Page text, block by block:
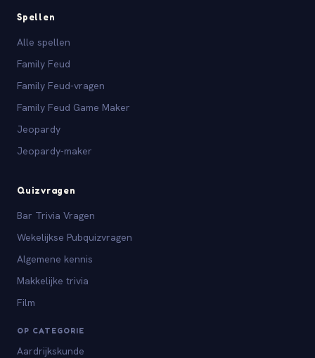
Spellen
Alle spellen
Family Feud
Family Feud-vragen
Family Feud Game Maker
Jeopardy
Jeopardy-maker
Quizvragen
Bar Trivia Vragen
Wekelijkse Pubquizvragen
Algemene kennis
Makkelijke trivia
Film
OP CATEGORIE
Aardrijkskunde